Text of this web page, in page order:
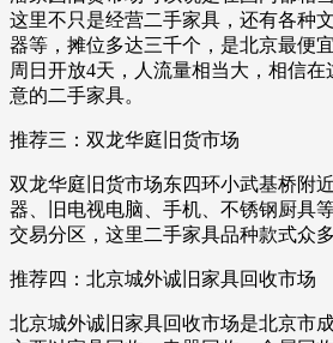
这里不只是经营二手家具，还有各种
器等，摊位多达三千个，是北京最便
周日开放4天，人流量相当大，相信
意的二手家具。
推荐三：双龙华庭旧货市场
双龙华庭旧货市场东四环小武基桥附
器、旧电视电脑、手机、不锈钢厨具
交易分区，这里二手家具品种款式众
推荐四：北京城外诚旧家具回收市场
北京城外诚旧家具回收市场是北京市